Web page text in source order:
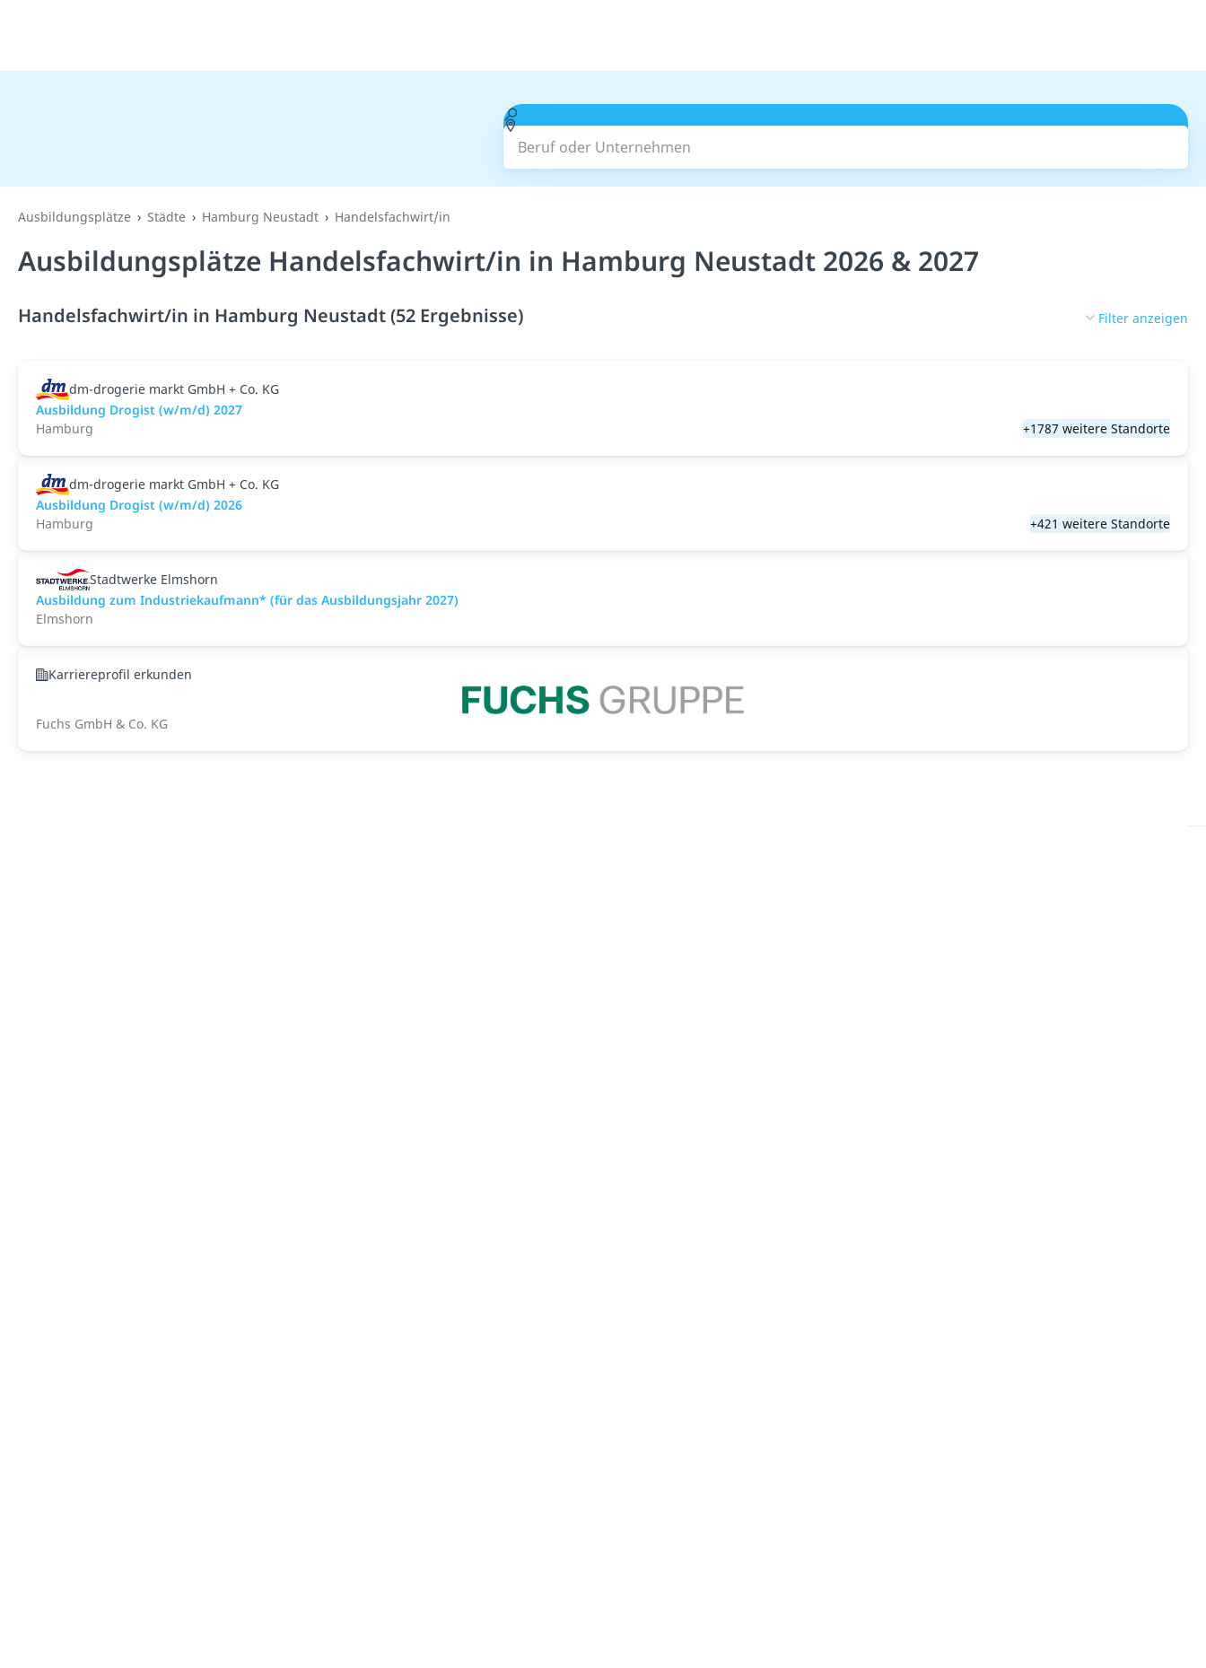
Beruf oder Unternehmen
Ausbildungsplätze Städte Hamburg Neustadt Handelsfachwirt/in
Ausbildungsplätze Handelsfachwirt/in in Hamburg Neustadt 2026 & 2027
Handelsfachwirt/in in Hamburg Neustadt (52 Ergebnisse) Filter anzeigen
dm-drogerie markt GmbH + Co. KG
Ausbildung Drogist (w/m/d) 2027
Hamburg
+1787 weitere Standorte
dm-drogerie markt GmbH + Co. KG
Ausbildung Drogist (w/m/d) 2026
Hamburg
+421 weitere Standorte
Stadtwerke Elmshorn
Ausbildung zum Industriekaufmann* (für das Ausbildungsjahr 2027)
Elmshorn
Karriereprofil erkunden
Fuchs GmbH & Co. KG